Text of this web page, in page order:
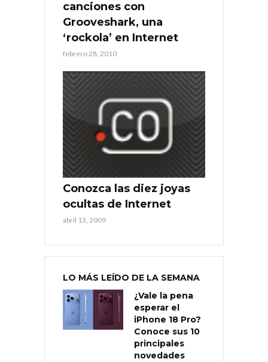
canciones con
Grooveshark, una
‘rockola’ en Internet
febrero 28, 2010
Conozca las diez joyas
ocultas de Internet
abril 13, 2009
LO MÁS LEÍDO DE LA SEMANA
¿Vale la pena
esperar el
iPhone 18 Pro?
Conoce sus 10
principales
novedades